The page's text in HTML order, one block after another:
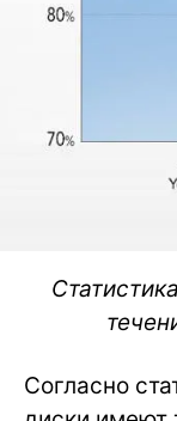
Согласно